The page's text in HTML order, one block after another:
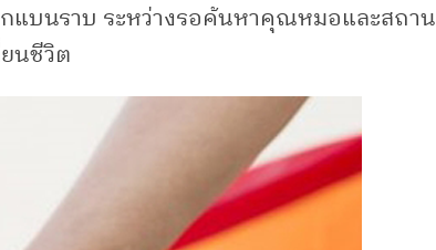
แบนราบ ระหว่างรอค้นหาคุณหมอและสถาน
นชีวิต